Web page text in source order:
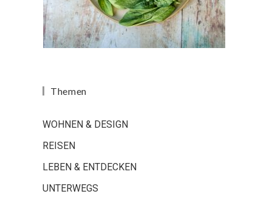
Themen
WOHNEN & DESIGN
REISEN
LEBEN & ENTDECKEN
UNTERWEGS